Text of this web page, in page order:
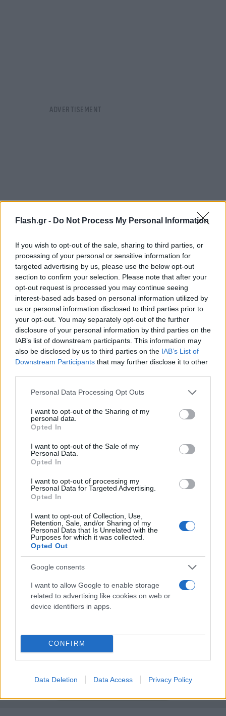
Flash.gr - Do Not Process My Personal Information
If you wish to opt-out of the sale, sharing to third parties, or
processing of your personal or sensitive information for
targeted advertising by us, please use the below opt-out
section to confirm your selection. Please note that after your
opt-out request is processed you may continue seeing
interest-based ads based on personal information utilized by
us or personal information disclosed to third parties prior to
your opt-out. You may separately opt-out of the further
disclosure of your personal information by third parties on the
IAB’s list of downstream participants. This information may
also be disclosed by us to third parties on the IAB’s List of
Downstream Participants that may further disclose it to other
Please note that this website/app uses one or more Google
not limited to your visit or usage behaviour. You may click to
grant or deny consent to Google and its third-party tags to
use your data for below specified purposes in below Google
consent section.
Personal Data Processing Opt Outs
I want to opt-out of the Sharing of my
personal data.
Opted In
I want to opt-out of the Sale of my
Personal Data.
Opted In
I want to opt-out of processing my
Personal Data for Targeted Advertising.
Opted In
I want to opt-out of Collection, Use,
Retention, Sale, and/or Sharing of my
Personal Data that Is Unrelated with the
Purposes for which it was collected.
Opted Out
Google consents
I want to allow Google to enable storage
related to advertising like cookies on web or
device identifiers in apps.
CONFIRM
Data Deletion Data Access Privacy Policy
🇬🇷🎯 Tasos Douvikas está firmando una
temporada brutal en Italia
13 goles en 36 partidos y máximo goleador del
Como (+3 goles en Coppa) para seguir soñando con
la Champions.
Gol en Verona quitándose a Edmundsson de encima
y a la jaula. pic.twitter.com/FkpinPEtqI
Ο 26χρονος επιθετικός έφτασε έτσι τα 13 γκολ, ,στο
φετινό πρωτάθλημα και συνολικά τα 16 σε όλες τις
διοργανώσεις, επιβεβαιώνοντας την εξαιρετική του
χρονιά στην Ιταλία. Παράλληλα, ανέβηκε στη
δεύτερη θέση του πίνακα των σκόρερ της Serie A,
έπιασε τον Τουράμ πλησιάζοντας ακόμη
περισσότερο τον Λαουτάρο Μαρτίνες (17 τέρματα).
Η Κόμο διατήρησε το προβάδισμά της μέχρι το
τελευταίο σφύριγμα, χωρίς να επιτρέψει στη
Βερόνα να δημιουργήσει μεγάλες ευκαιρίες. Με
αυτή τη νίκη ανέβηκε στους65 βαθμούς,
βρίσκεται στην 5η θέση της βαθμολογίας και
εξασφάλισε την παρουσία της στις ευρωπαϊκές
Κάνε κλικ και δες περισσότερο
στην αναζήτηση της